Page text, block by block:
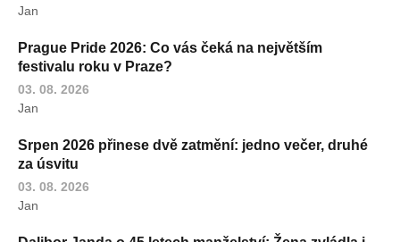
Jan
Prague Pride 2026: Co vás čeká na největším
festivalu roku v Praze?
03. 08. 2026
Jan
Srpen 2026 přinese dvě zatmění: jedno večer, druhé
za úsvitu
03. 08. 2026
Jan